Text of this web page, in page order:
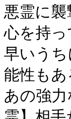
悪霊に
心を持
早いう
能性もあ
あの強